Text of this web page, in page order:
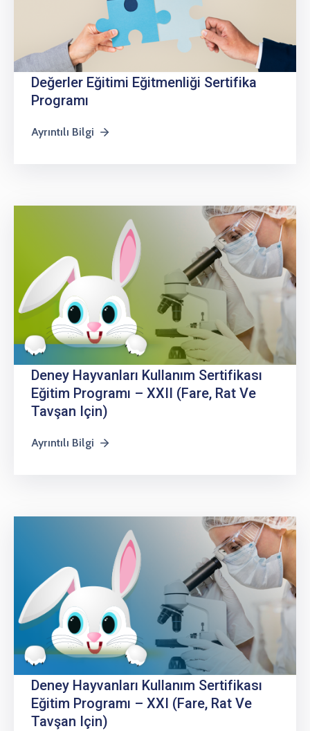
Değerler Eğitimi Eğitmenliği Sertifika
Programı
Ayrıntılı Bilgi
Deney Hayvanları Kullanım Sertifikası
Eğitim Programı – XXII (Fare, Rat Ve
Tavşan Için)
Ayrıntılı Bilgi
Deney Hayvanları Kullanım Sertifikası
Eğitim Programı – XXI (Fare, Rat Ve
Tavşan Için)